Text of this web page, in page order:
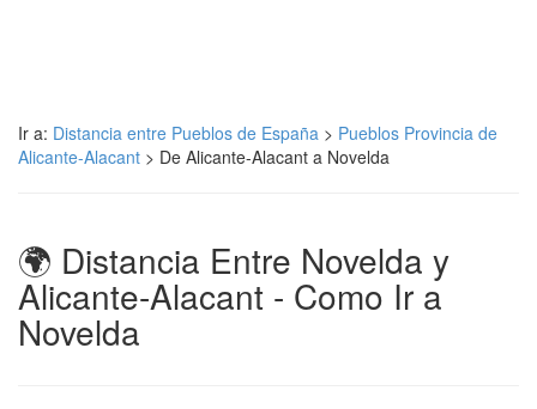
Ir a: Distancia entre Pueblos de España > Pueblos Provincia de
Alicante-Alacant > De Alicante-Alacant a Novelda
🌍 Distancia Entre Novelda y
Alicante-Alacant - Como Ir a
Novelda